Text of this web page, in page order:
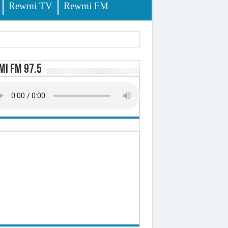
Rewmi TV Rewmi FM
FM 97.5